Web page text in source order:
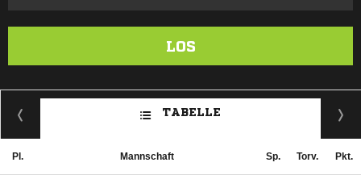
LOS
TABELLE
Pl. Mannschaft Sp. Torv. Pkt.